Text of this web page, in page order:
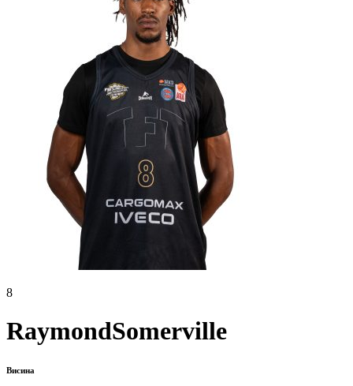
8
RaymondSomerville
Висина